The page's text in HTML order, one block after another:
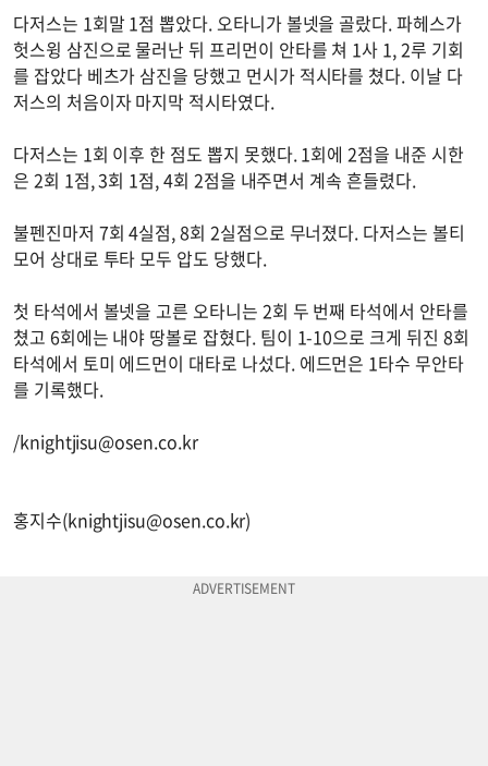
다저스는 1회말 1점 뽑았다. 오타니가 볼넷을 골랐다. 파헤스가
헛스윙 삼진으로 물러난 뒤 프리먼이 안타를 쳐 1사 1, 2루 기회
를 잡았다 베츠가 삼진을 당했고 먼시가 적시타를 쳤다. 이날 다
저스의 처음이자 마지막 적시타였다.
다저스는 1회 이후 한 점도 뽑지 못했다. 1회에 2점을 내준 시한
은 2회 1점, 3회 1점, 4회 2점을 내주면서 계속 흔들렸다.
불펜진마저 7회 4실점, 8회 2실점으로 무너졌다. 다저스는 볼티
모어 상대로 투타 모두 압도 당했다.
첫 타석에서 볼넷을 고른 오타니는 2회 두 번째 타석에서 안타를
쳤고 6회에는 내야 땅볼로 잡혔다. 팀이 1-10으로 크게 뒤진 8회
타석에서 토미 에드먼이 대타로 나섰다. 에드먼은 1타수 무안타
를 기록했다.
/knightjisu@osen.co.kr
홍지수(knightjisu@osen.co.kr)